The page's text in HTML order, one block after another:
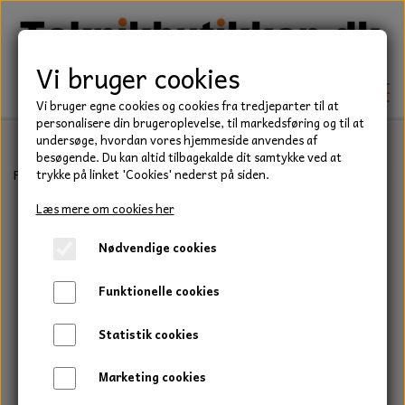
TEKNIK
KILEREMME
LEJER
PAKDÅSER
LÅSERINGE
BEFÆSTELSE
HAVE/PARK
UNIVERSALE REMME TIL PLÆNEKLIPPER OG
HAVETRAKTOR
TRAKTOR/ENTREPRENØR
Forside Befæstelse Skiver Plane skiver
Vi bruger cookies
Vi bruger egne cookies og cookies fra tredjeparter til at
personalisere din brugeroplevelse, til markedsføring og til at
undersøge, hvordan vores hjemmeside anvendes af
besøgende. Du kan altid tilbagekalde dit samtykke ved at
trykke på linket 'Cookies' nederst på siden.
Læs mere om cookies her
Nødvendige cookies
Funktionelle cookies
Statistik cookies
Marketing cookies